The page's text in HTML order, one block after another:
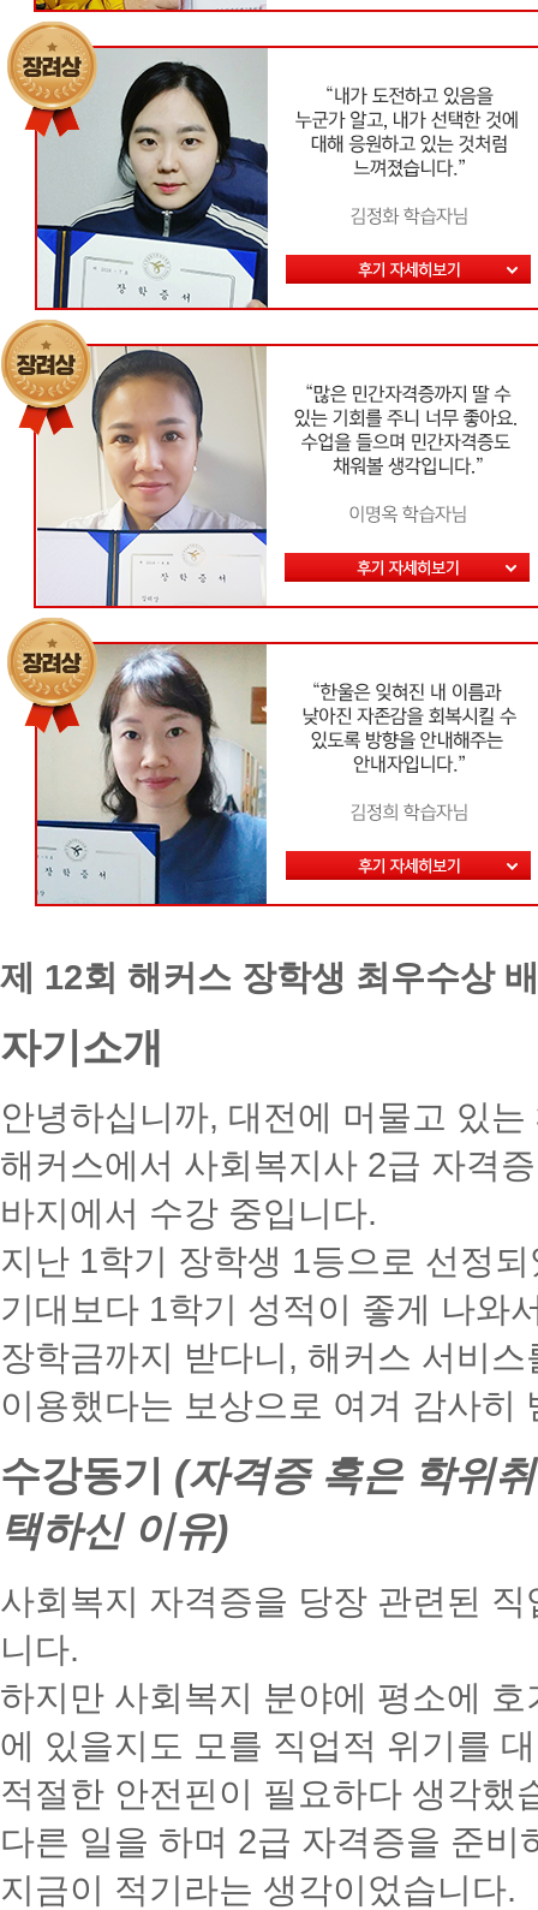
제 12회 해커스 장학생 최우수상
자기소개
안녕하십니까, 대전에 머물고 있
해커스에서 사회복지사 2급 자격
바지에서 수강 중입니다.
지난 1학기 장학생 1등으로 선정
기대보다 1학기 성적이 좋게 나와
장학금까지 받다니, 해커스 서비
이용했다는 보상으로 여겨 감사히
수강동기 (자격증 혹은 학위
택하신 이유)
사회복지 자격증을 당장 관련된
니다.
하지만 사회복지 분야에 평소에
에 있을지도 모를 직업적 위기를
적절한 안전핀이 필요하다 생각했
다른 일을 하며 2급 자격증을 준
지금이 적기라는 생각이었습니다.